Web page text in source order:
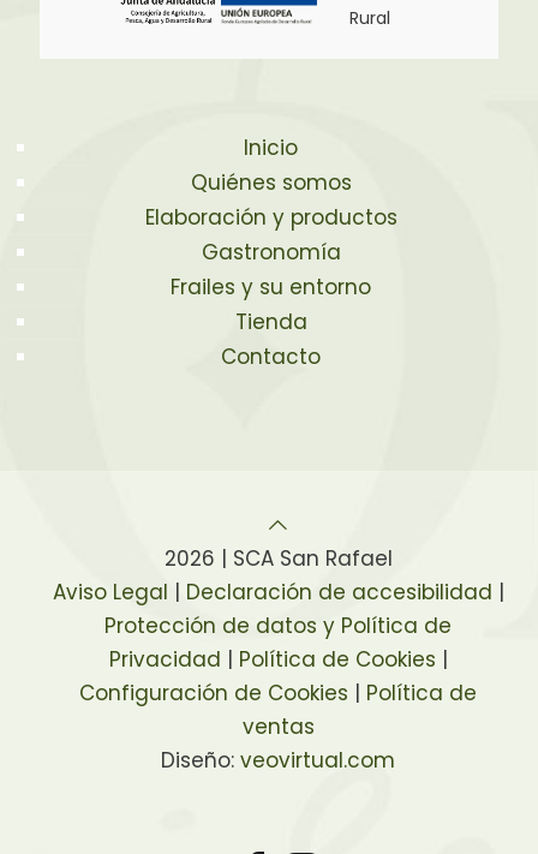
Inicio
Quiénes somos
Elaboración y productos
Gastronomía
Frailes y su entorno
Tienda
Contacto
2026 | SCA San Rafael
Aviso Legal | Declaración de accesibilidad |
Protección de datos y Política de
Privacidad | Política de Cookies |
Configuración de Cookies | Política de
ventas
Diseño:veovirtual.com